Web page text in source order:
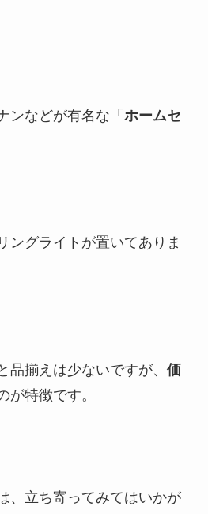
ンなどが有名な「 ホームセ
ングライトが置いてありま
品揃えは少ないですが、 価
が特徴です。
、立ち寄ってみてはいかが